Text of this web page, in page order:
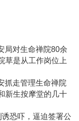
局对生命禅院80余
草是从工作岗位上
抓走管理生命禅院
新生按摩堂的几十
恐吓，逼迫签署公